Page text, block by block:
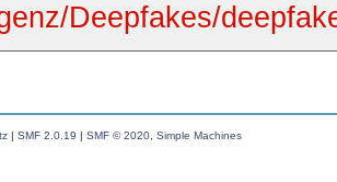
Deepfakes/
| SMF 2.0.19 | SMF © 2020 Simple Machines